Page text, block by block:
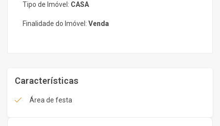
Tipo de Imóvel: CASA
Finalidade do Imóvel: Venda
Características
Área de festa